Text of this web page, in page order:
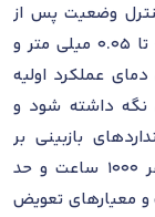
خارجی. کنترل وضعیت پس از
نصب شامل اندازه گیری لقی شعاعی بین 0.02 تا 0.05 میلی متر و
عملکرد اولیه
درجه سلسیوس نگه داشته شود و
بازبینی بر
اساس ISO 15242 شامل دوره های بازبینی هر 1000 ساعت و حد
است و معیارهای تعویض